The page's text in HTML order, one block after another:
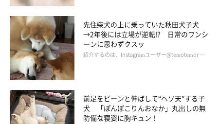
先住柴犬の上に乗っていた秋田犬子犬
→2年後には立場が逆転!? 日常のワンシ
ーンに思わずクスッ
紹介するのは、Instagramユーザー@temotemor …
前足をピーンと伸ばして“ヘソ天”する子
犬 「ぽんぽこりんおなか」丸出しの無
防備な寝姿に胸キュン！